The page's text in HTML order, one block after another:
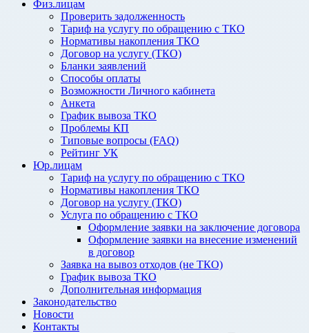
Физ.лицам
Проверить задолженность
Тариф на услугу по обращению с ТКО
Нормативы накопления ТКО
Договор на услугу (ТКО)
Бланки заявлений
Способы оплаты
Возможности Личного кабинета
Анкета
График вывоза ТКО
Проблемы КП
Типовые вопросы (FAQ)
Рейтинг УК
Юр.лицам
Тариф на услугу по обращению с ТКО
Нормативы накопления ТКО
Договор на услугу (ТКО)
Услуга по обращению с ТКО
Оформление заявки на заключение договора
Оформление заявки на внесение изменений
в договор
Заявка на вывоз отходов (не ТКО)
График вывоза ТКО
Дополнительная информация
Законодательство
Новости
Контакты